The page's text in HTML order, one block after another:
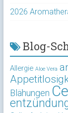
2026
Blog-
Allergie Aloe Vera
Blähungen